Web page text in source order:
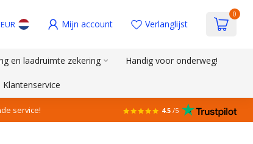
EUR Mijn account Verlanglijst
0
en laadruimte zekering Handig voor onderweg!
Klantenservice
service! 4.5 /5